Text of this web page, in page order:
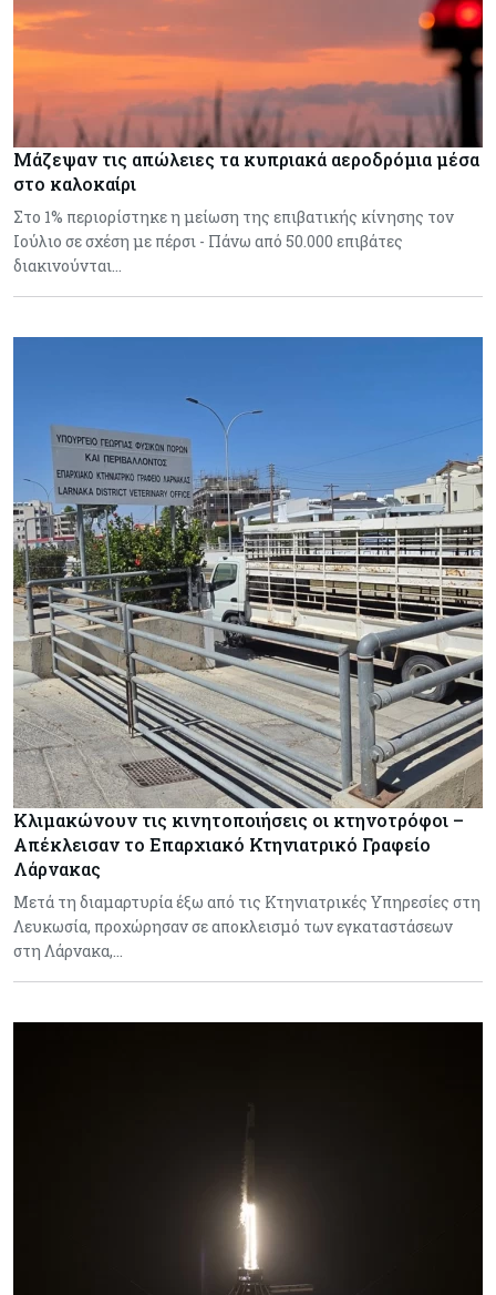
Μάζεψαν τις απώλειες τα κυπριακά αεροδρόμια μέσα
στο καλοκαίρι
Στο 1% περιορίστηκε η μείωση της επιβατικής κίνησης τον
Ιούλιο σε σχέση με πέρσι - Πάνω από 50.000 επιβάτες
διακινούνται…
Κλιμακώνουν τις κινητοποιήσεις οι κτηνοτρόφοι –
Απέκλεισαν το Επαρχιακό Κτηνιατρικό Γραφείο
Λάρνακας
Μετά τη διαμαρτυρία έξω από τις Κτηνιατρικές Υπηρεσίες στη
Λευκωσία, προχώρησαν σε αποκλεισμό των εγκαταστάσεων
στη Λάρνακα,…